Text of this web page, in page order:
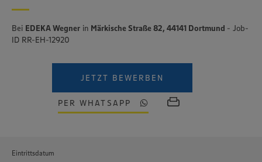
Bei EDEKA Wegner in Märkische Straße 82, 44141 Dortmund - Job-
ID RR-EH-12920
JETZT BEWERBEN
PER WHATSAPP
Eintrittsdatum